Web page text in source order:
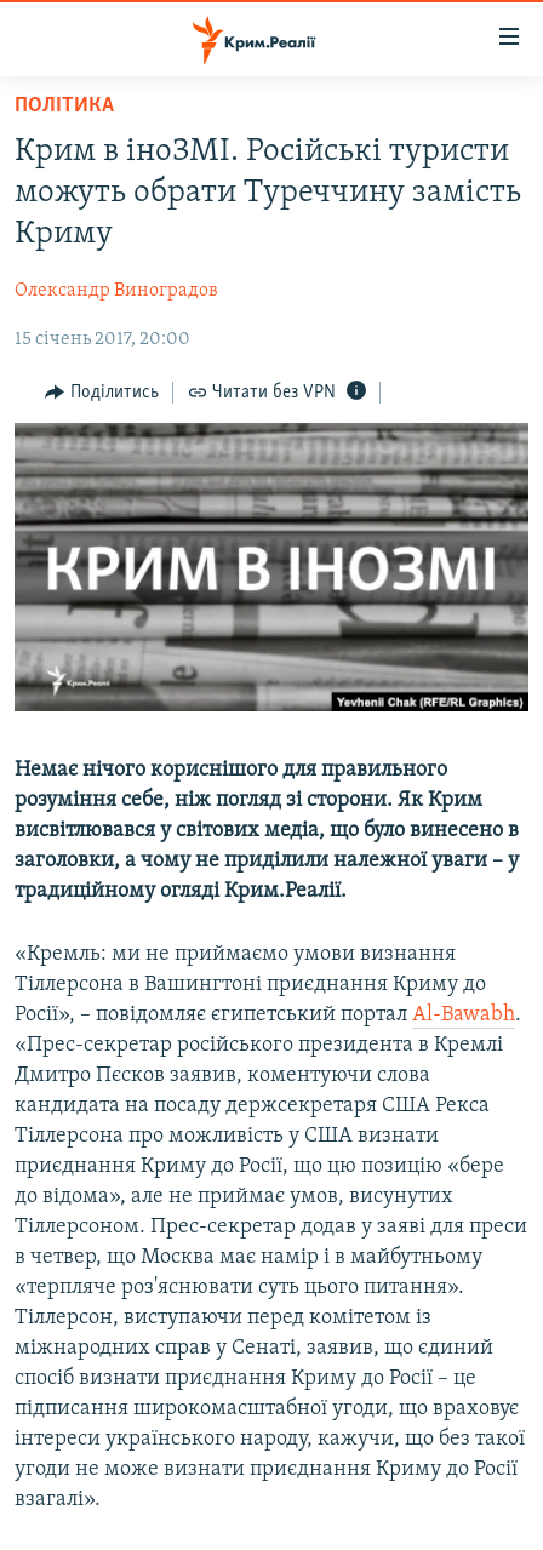
Перейти
основного
матеріалу
Перейти
до
основної
Перейти
пошуку
ВОДА.КРИМ
ВІДЕО ТА ФОТО
БЛОГИ
ПОГЛЯД
ІНТЕРВ'Ю
ВСЕ ЗА ДЕНЬ
СПЕЦПРОЕКТИ
ДЕПОРТАЦІЯ
ВІДЕОУРОКИ «ELIFBE»
СВІДЧЕННЯ ОКУПАЦІЇ
УКРАЇНСЬКА ПРОБЛЕМА КРИМУ
ІНФОГРАФІКА
ЯК ОБІЙТИ БЛОКУВАННЯ
Русский
Qırımtatar
ДОЛУЧАЙСЯ!
Усі сайти RFE/RL
ПОЛІТИКА
Крим в іноЗМІ. Російські туристи
можуть обрати Туреччину замість
Криму
Олександр Виноградов
15 січень 2017, 20:00
Поділитись Читати без VPN
Немає нічого кориснішого для правильного
розуміння себе, ніж погляд зі сторони. Як Крим
висвітлювався у світових медіа, що було винесено в
заголовки, а чому не приділили належної уваги – у
традиційному огляді Крим.Реалії.
«Кремль: ми не приймаємо умови визнання
Тіллерсона в Вашингтоні приєднання Криму до
Росії», – повідомляє єгипетський портал Аl-Вawabh.
«Прес-секретар російського президента в Кремлі
Дмитро Пєсков заявив, коментуючи слова
кандидата на посаду держсекретаря США Рекса
Тіллерсона про можливість у США визнати
приєднання Криму до Росії, що цю позицію «бере
до відома», але не приймає умов, висунутих
Тіллерсоном. Прес-секретар додав у заяві для преси
в четвер, що Москва має намір і в майбутньому
«терпляче роз'яснювати суть цього питання».
Тіллерсон, виступаючи перед комітетом із
міжнародних справ у Сенаті, заявив, що єдиний
спосіб визнати приєднання Криму до Росії – це
підписання широкомасштабної угоди, що враховує
інтереси українського народу, кажучи, що без такої
угоди не може визнати приєднання Криму до Росії
взагалі».